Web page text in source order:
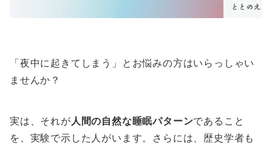
「夜中に起きてしまう」とお悩みの方はいらっしゃい
ませんか？
実は、それが人間の自然な睡眠パターンであること
を、実験で示した人がいます。さらには、歴史学者も